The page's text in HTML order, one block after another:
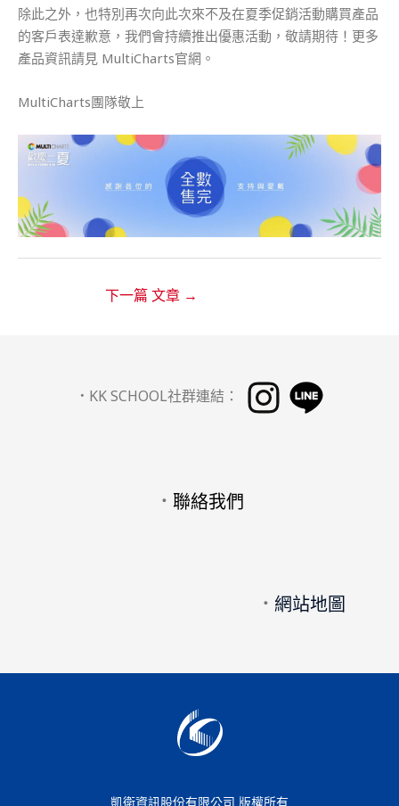
除此之外，也特別再次向此次來不及在夏季促銷活動購買產品
的客戶表達歉意，我們會持續推出優惠活動，敬請期待！更多
產品資訊請見 MultiCharts官網。
MultiCharts團隊敬上
下一篇 文章 →
． KK SCHOOL社群連結：
． 聯絡我們
． 網站地圖
凱衛資訊股份有限公司 版權所有